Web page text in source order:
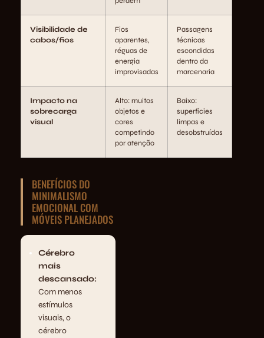
Visibilidade de
cabos/fios
Fios
aparentes,
réguas de
energia
improvisadas
Passagens
técnicas
escondidas
dentro da
marcenaria
Impacto na
sobrecarga
visual
Alto: muitos
objetos e
cores
competindo
por atenção
Baixo:
superfícies
limpas e
desobstruídas
BENEFÍCIOS DO
MINIMALISMO
EMOCIONAL COM
MÓVEIS PLANEJADOS
Cérebro
mais
descansado:
Com menos
estímulos
visuais, o
cérebro